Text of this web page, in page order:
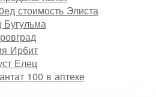
стоимость Элиста
Ирбит
Елец
100 в аптеке